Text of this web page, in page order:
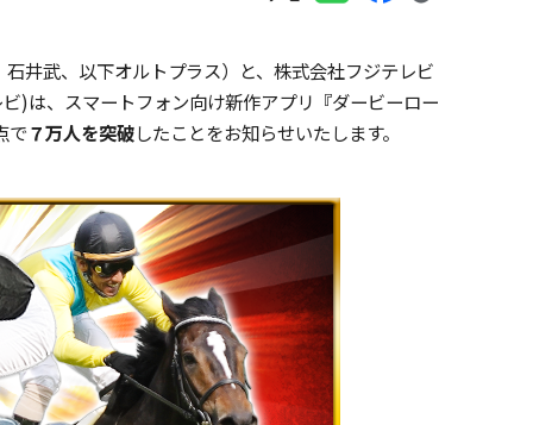
井武、以下オルトプラス）と、株式会社フジテレビ
)は、スマートフォン向け新作アプリ『ダービーロー
で７万人を突破したことをお知らせいたします。